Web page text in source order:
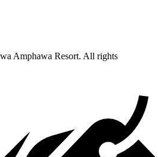
Amphawa Resort. All rights